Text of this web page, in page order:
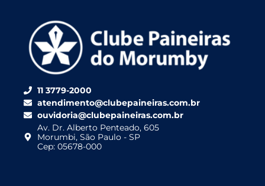
11 3779-2000
atendimento@clubepaineiras.com.br
ouvidoria@clubepaineiras.com.br
Av. Dr. Alberto Penteado, 605
Morumbi, São Paulo - SP
Cep: 05678-000